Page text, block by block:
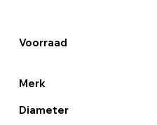
Voorraad
Merk
Diameter